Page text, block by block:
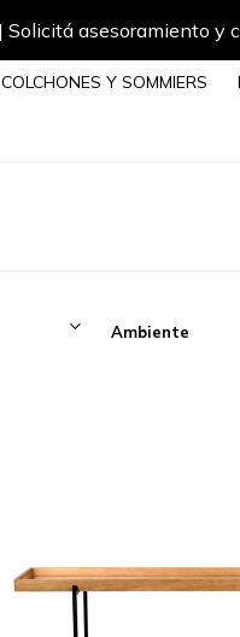
COLCHONES Y SOMMIERS
Ambiente